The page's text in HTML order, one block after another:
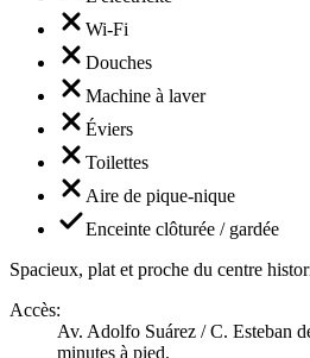
Wi-Fi
Douches
Machine à laver
Éviers
Toilettes
Aire de pique-nique
Enceinte clôturée / gardée
Spacieux, plat et proche du centre
Accès:
Av. Adolfo Suárez / C. Esteban
minutes à pied.